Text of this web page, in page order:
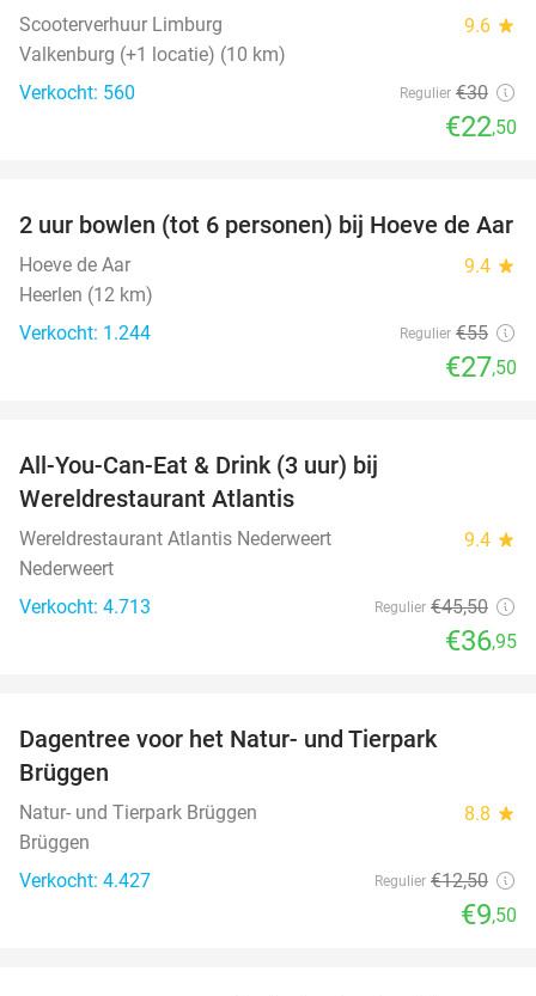
Scooterverhuur Limburg 9.6 star
Valkenburg (+1 locatie) (10 km)
Verkocht: 560
Regulier €30
€22,50
50%
2 uur bowlen (tot 6 personen) bij Hoeve de Aar
Hoeve de Aar 9.4 star
Heerlen (12 km)
Verkocht: 1.244
Regulier €55
€27,50
All-You-Can-Eat & Drink (3 uur) bij
Wereldrestaurant Atlantis
Wereldrestaurant Atlantis Nederweert 9.4 star
Nederweert
Verkocht: 4.713
Regulier €45,50
€36,95
Dagentree voor het Natur- und Tierpark
Brüggen
Natur- und Tierpark Brüggen 8.8 star
Brüggen
Verkocht: 4.427
Regulier €12,50
€9,50